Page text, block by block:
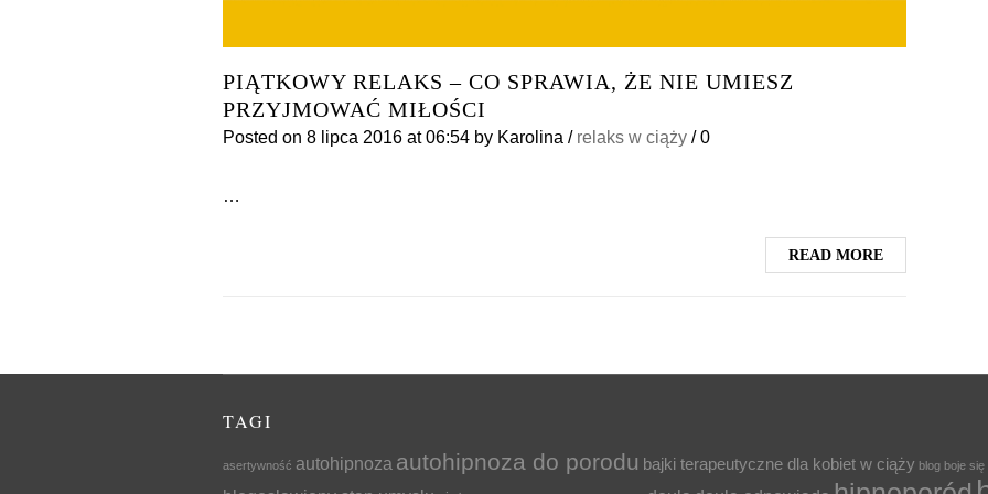
PIĄTKOWY RELAKS – CO SPRAWIA, ŻE NIE UMIESZ
PRZYJMOWAĆ MIŁOŚCI
Posted on 8 lipca 2016 at 06:54 by Karolina / relaks w ciąży /0
…
READ MORE
TAGI
asertywność autohipnoza autohipnoza do porodu bajki terapeutyczne dla kobiet w ciąży blog boje